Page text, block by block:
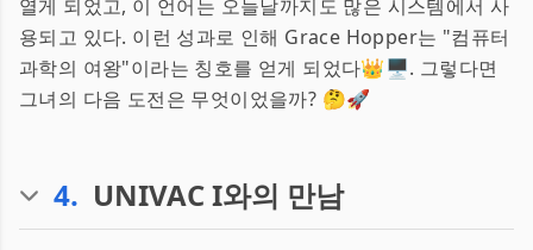
열게 되었고, 이 언어는 오늘날까지도 많은 시스템에서 사
용되고 있다. 이런 성과로 인해 Grace Hopper는 "컴퓨터
과학의 여왕"이라는 칭호를 얻게 되었다👑🖥. 그렇다면
그녀의 다음 도전은 무엇이었을까? 🤔🚀
4. UNIVAC I와의 만남